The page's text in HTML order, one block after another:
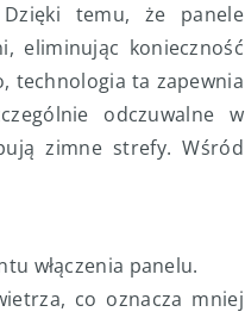
temu, że panele
eliminując konieczność
technologia ta zapewnia
odczuwalne w
zimne strefy. Wśród
włączenia panelu.
co oznacza mniej